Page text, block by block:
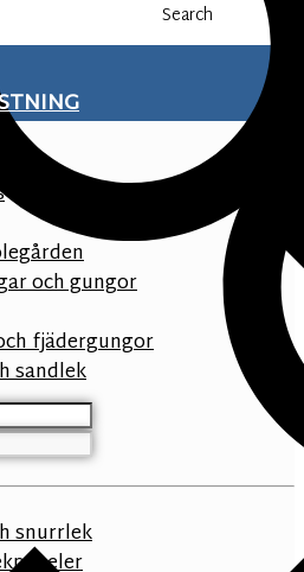
Search
och gungor
fjädergungor
sandlek
snurrlek